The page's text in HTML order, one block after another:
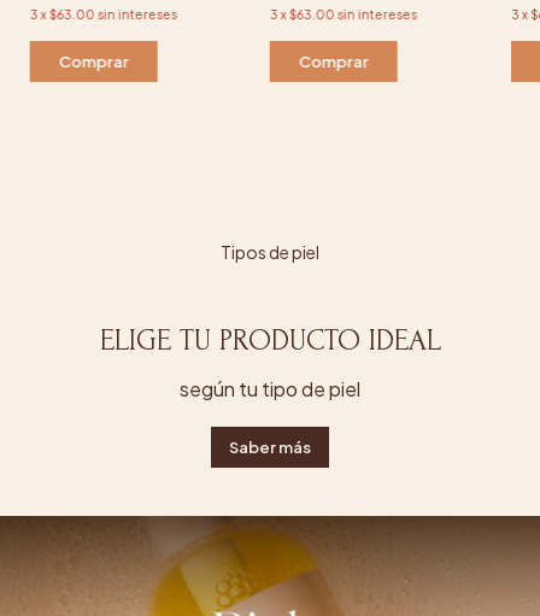
3 x$63.00 sin intereses
Comprar
3 x$63.00 sin intereses
Comprar
3 x
Tipos de piel
ELIGE TU PRODUCTO IDEAL
según tu tipo de piel
Saber más